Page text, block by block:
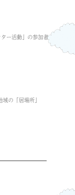
ター活動」の参加者
の「居場所」